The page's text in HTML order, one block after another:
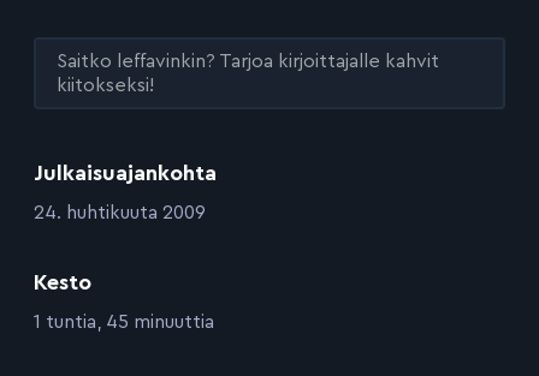
Julkaisuajankohta
:24. huhtikuuta 2009
Kesto
:1 tuntia, 45 minuuttia
Saitko leffavinkin? Tarjoa kirjoittajalle kahvit
kiitokseksi!